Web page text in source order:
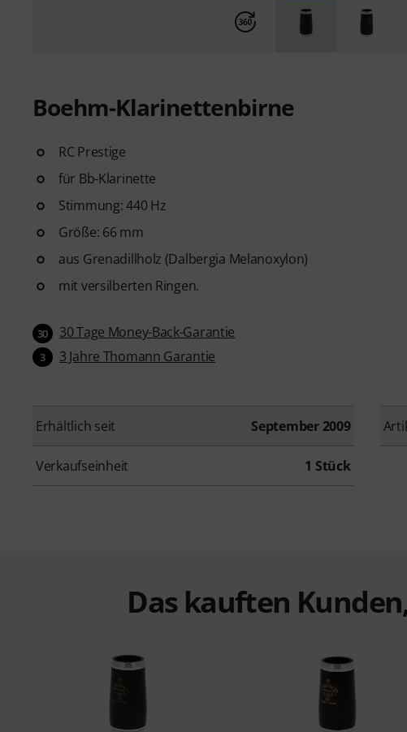
Boehm-Klarinettenbirne
RC Prestige
für Bb-Klarinette
Stimmung: 440 Hz
Größe: 66 mm
aus Grenadillholz (Dalbergia Melanoxylon)
mit versilberten Ringen.
30 30 Tage Money-Back-Garantie
3 3 Jahre Thomann Garantie
Erhältlich seit September 2009
Verkaufseinheit 1 Stück
Das kauften